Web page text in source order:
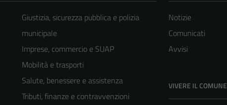
Giustizia, sicurezza pubblica e polizia
municipale
Imprese, commercio e SUAP
Mobilità e trasporti
Salute, benessere e assistenza
Tributi, finanze e contravvenzioni
Notizie
Comunicati
Avvisi
VIVERE IL COMUNE